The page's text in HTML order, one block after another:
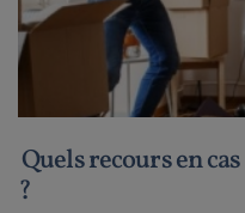
Quels recours en
?